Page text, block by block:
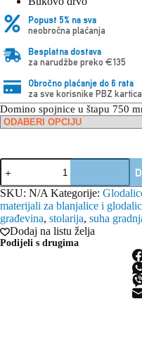
Popust 5% na sva
neobročna plaćanja
Besplatna dostava
za narudžbe preko €135
Obročno plaćanje do 6 rata
za sve korisnike PBZ kartica
Domino spojnice u štapu 750
Festool
spojnice
za
DOMINO
DF
700
8-
14/750
SKU: N/A Kategorije:
materijali za blanjalice i
građevina, stolarija, suha
Dodaj na listu želja
Podijeli s drugima